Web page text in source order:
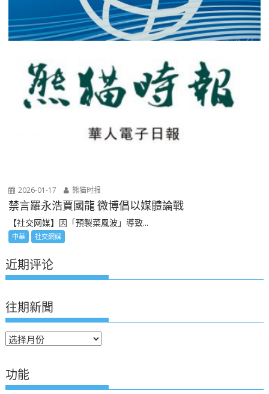
2026-01-17 熊猫时报
禁言羅永浩賈國龍 微博倡以媒體論戰
【社交网媒】因「預製菜風波」導致...
中華 社交網媒
近期评论
往期新聞
往
新
聞
功能